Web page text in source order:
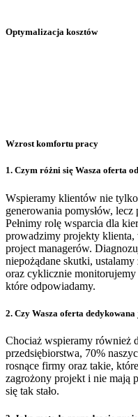
Optymalizacja kosztów
Wzrost komfortu pracy
1. Czym różni się Wasza oferta
Wspieramy klientów nie
generowania pomysłów,
Pełnimy rolę wsparcia dla
prowadzimy projekty
project managerów.
niepożądane skutki,
oraz cyklicznie
które odpowiadamy.
2. Czy Wasza oferta
Chociaż wspieramy również
przedsiębiorstwa, 70%
rosnące firmy oraz takie,
zagrożony projekt i nie mają
się tak stało.